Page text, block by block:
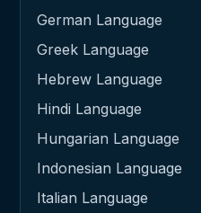
German Language
Greek Language
Hebrew Language
Hindi Language
Hungarian Language
Indonesian Language
Italian Language